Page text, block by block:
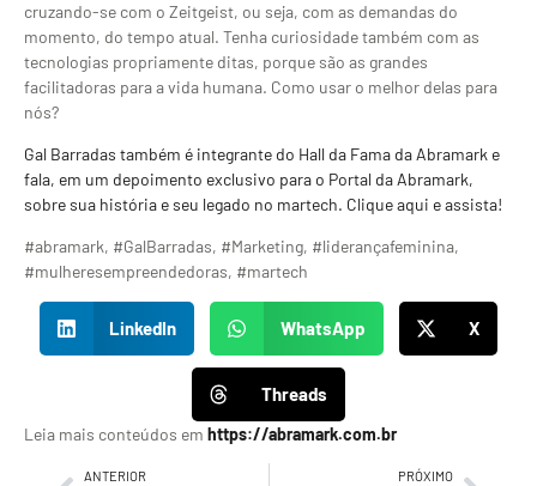
cruzando-se com o Zeitgeist, ou seja, com as demandas do
momento, do tempo atual. Tenha curiosidade também com as
tecnologias propriamente ditas, porque são as grandes
facilitadoras para a vida humana. Como usar o melhor delas para
nós?
Gal Barradas também é integrante do Hall da Fama da Abramark e
fala, em um depoimento exclusivo para o Portal da Abramark,
sobre sua história e seu legado no martech. Clique aqui e assista!
#abramark, #GalBarradas, #Marketing, #liderançafeminina,
#mulheresempreendedoras, #martech
LinkedIn WhatsApp X
Threads
Leia mais conteúdos em https://abramark.com.br
ANTERIOR PRÓXIMO